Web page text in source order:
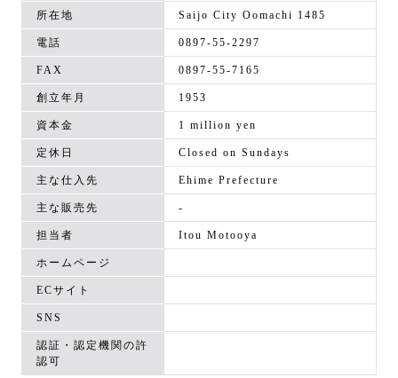
所在地 Saijo City Oomachi 1485
電話 0897-55-2297
FAX 0897-55-7165
創立年月 1953
資本金 1 million yen
定休日 Closed on Sundays
主な仕入先 Ehime Prefecture
主な販売先 -
担当者 Itou Motooya
ホームページ
ECサイト
SNS
認証・認定機関の許
認可